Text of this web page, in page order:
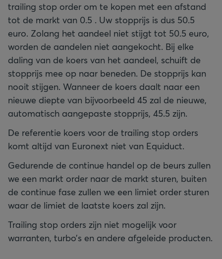
trailing stop order om te kopen met een afstand
tot de markt van 0.5 . Uw stopprijs is dus 50.5
euro. Zolang het aandeel niet stijgt tot 50.5 euro,
worden de aandelen niet aangekocht. Bij elke
daling van de koers van het aandeel, schuift de
stopprijs mee op naar beneden. De stopprijs kan
nooit stijgen. Wanneer de koers daalt naar een
nieuwe diepte van bijvoorbeeld 45 zal de nieuwe,
automatisch aangepaste stopprijs, 45.5 zijn.
De referentie koers voor de trailing stop orders
komt altijd van Euronext niet van Equiduct.
Gedurende de continue handel op de beurs zullen
we een markt order naar de markt sturen, buiten
de continue fase zullen we een limiet order sturen
waar de limiet de laatste koers zal zijn.
Trailing stop orders zijn niet mogelijk voor
warranten, turbo’s en andere afgeleide producten.